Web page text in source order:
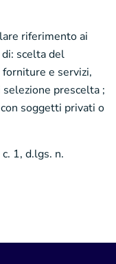
riferimento ai
scelta del
e servizi,
prescelta ;
soggetti privati o
1, d.lgs. n.